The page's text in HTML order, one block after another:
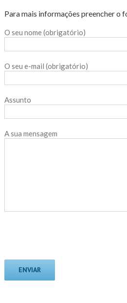
Para mais informações preencher o
O seu nome (obrigatório)
O seu e-mail (obrigatório)
Assunto
A sua mensagem